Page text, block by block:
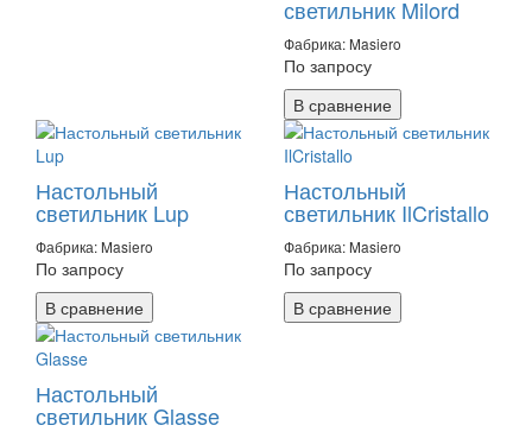
светильник Milord
Фабрика: Masiero
По запросу
В сравнение
Настольный
светильник Lup
Фабрика: Masiero
По запросу
В сравнение
Настольный
светильник IlCristallo
Фабрика: Masiero
По запросу
В сравнение
Настольный
светильник Glasse